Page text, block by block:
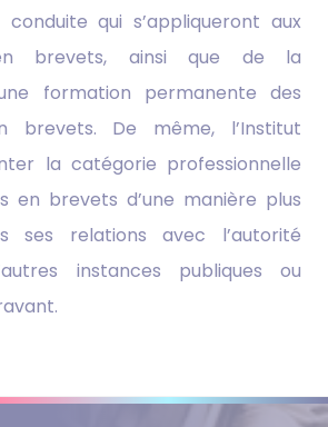
qui s’appliqueront aux
brevets, ainsi que de la
formation permanente des
brevets. De même, l’Institut
la catégorie professionnelle
en brevets d’une manière plus
ses relations avec l’autorité
instances publiques ou